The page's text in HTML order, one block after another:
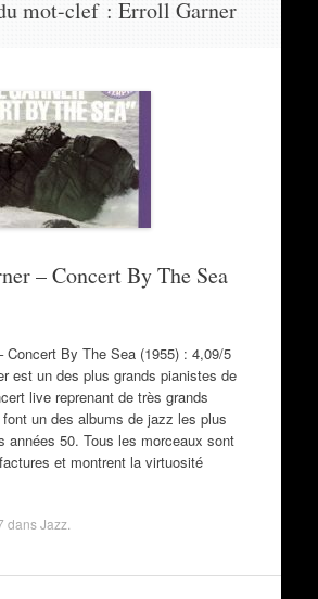
mot-clef : Erroll Garner
– Concert By The Sea
Concert By The Sea (1955) : 4,09/5
est un des plus grands pianistes de
live reprenant de très grands
un des albums de jazz les plus
années 50. Tous les morceaux sont
et montrent la virtuosité
dansJazz.